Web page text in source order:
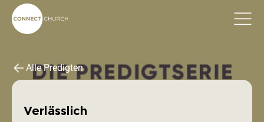
Alle Predigten
Verlässlich